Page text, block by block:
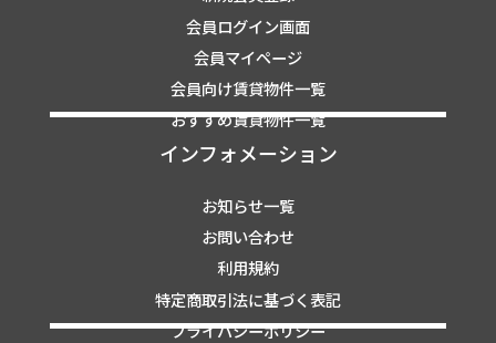
会員ログイン画面
会員マイページ
会員向け賃貸物件一覧
おすすめ賃貸物件一覧
インフォメーション
お知らせ一覧
お問い合わせ
利用規約
特定商取引法に基づく表記
プライバシーポリシー